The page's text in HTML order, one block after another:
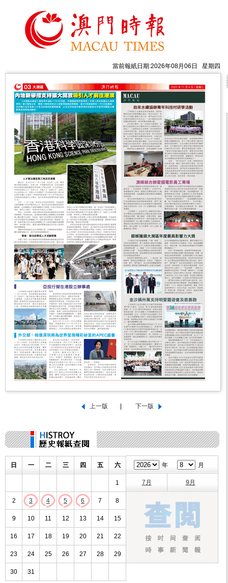
當前報紙日期:2026年08月06日 星期四
日 一 二 三 四 五 六
1
2 3 4 5 6 7 8
9 10 11 12 13 14 15
16 17 18 19 20 21 22
23 24 25 26 27 28 29
30 31
年 月
7月 9月